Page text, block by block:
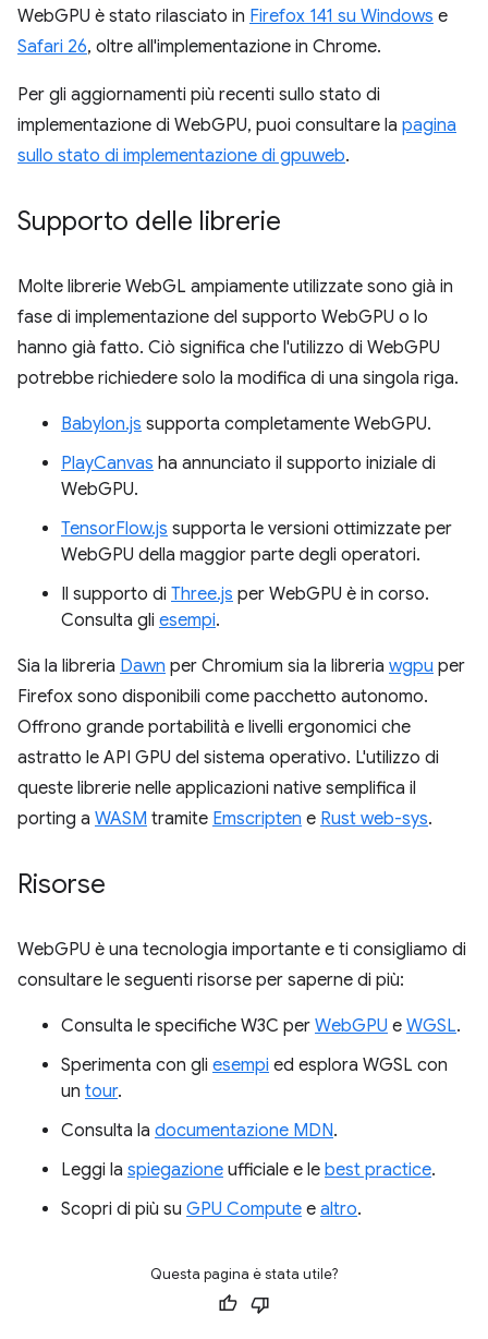
WebGPU è stato rilasciato in Firefox 141 su Windows e
Safari 26, oltre all'implementazione in Chrome.
Per gli aggiornamenti più recenti sullo stato di
implementazione di WebGPU, puoi consultare la pagina
sullo stato di implementazione di gpuweb.
Supporto delle librerie
Molte librerie WebGL ampiamente utilizzate sono già in
fase di implementazione del supporto WebGPU o lo
hanno già fatto. Ciò significa che l'utilizzo di WebGPU
potrebbe richiedere solo la modifica di una singola riga.
Babylon.js supporta completamente WebGPU.
PlayCanvas ha annunciato il supporto iniziale di
WebGPU.
TensorFlow.js supporta le versioni ottimizzate per
WebGPU della maggior parte degli operatori.
Il supporto di Three.js per WebGPU è in corso.
Consulta gli esempi.
Sia la libreria Dawn per Chromium sia la libreria wgpu per
Firefox sono disponibili come pacchetto autonomo.
Offrono grande portabilità e livelli ergonomici che
astratto le API GPU del sistema operativo. L'utilizzo di
queste librerie nelle applicazioni native semplifica il
porting a WASM tramite Emscripten e Rust web-sys.
Risorse
WebGPU è una tecnologia importante e ti consigliamo di
consultare le seguenti risorse per saperne di più:
Consulta le specifiche W3C per WebGPU e WGSL.
Sperimenta con gli esempi ed esplora WGSL con
un tour.
Consulta la documentazione MDN.
Leggi la spiegazione ufficiale e le best practice.
Scopri di più su GPU Compute e altro.
Questa pagina è stata utile?